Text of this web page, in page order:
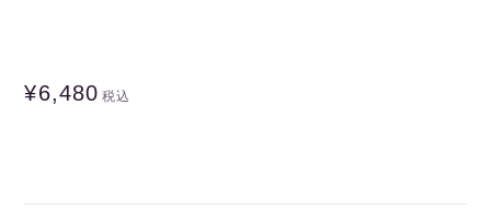
¥6,480 税込